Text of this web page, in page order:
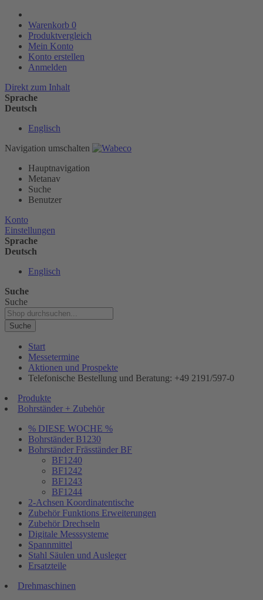
Warenkorb 0
Produktvergleich
Mein Konto
Konto erstellen
Anmelden
Direkt zum Inhalt
Sprache
Deutsch
Englisch
Navigation umschalten
Hauptnavigation
Metanav
Suche
Benutzer
Konto
Einstellungen
Sprache
Deutsch
Englisch
Suche
Suche
Suche
Start
Messetermine
Aktionen und Prospekte
Telefonische Bestellung und Beratung: +49 2191/597-0
Produkte
Bohrständer + Zubehör
% DIESE WOCHE %
Bohrständer B1230
Bohrständer Fräsständer BF
BF1240
BF1242
BF1243
BF1244
2-Achsen Koordinatentische
Zubehör Funktions Erweiterungen
Zubehör Drechseln
Digitale Messsysteme
Spannmittel
Stahl Säulen und Ausleger
Ersatzteile
Drehmaschinen